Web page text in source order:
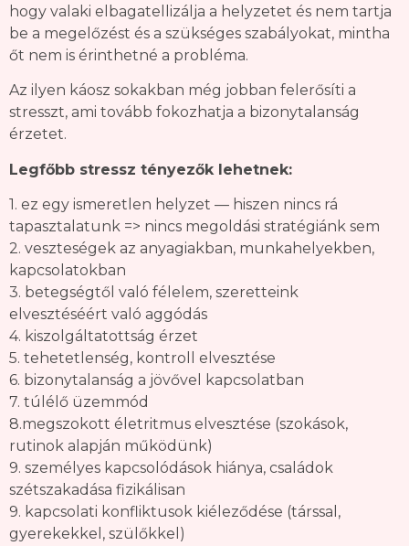
hogy valaki elbagatellizálja a helyzetet és nem tartja
be a megelőzést és a szükséges szabályokat, mintha
őt nem is érinthetné a probléma.
Az ilyen káosz sokakban még jobban felerősíti a
stresszt, ami tovább fokozhatja a bizonytalanság
érzetet.
Legfőbb stressz tényezők lehetnek:
1. ez egy ismeretlen helyzet — hiszen nincs rá
tapasztalatunk => nincs megoldási stratégiánk sem
2. veszteségek az anyagiakban, munkahelyekben,
kapcsolatokban
3. betegségtől való félelem, szeretteink
elvesztéséért való aggódás
4. kiszolgáltatottság érzet
5. tehetetlenség, kontroll elvesztése
6. bizonytalanság a jövővel kapcsolatban
7. túlélő üzemmód
8.megszokott életritmus elvesztése (szokások,
rutinok alapján működünk)
9. személyes kapcsolódások hiánya, családok
szétszakadása fizikálisan
9. kapcsolati konfliktusok kiéleződése (társsal,
gyerekekkel, szülőkkel)